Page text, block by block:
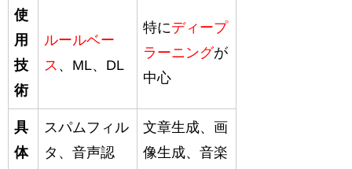
使
用
技
術
ルールベー
ス 、ML、DL
特にディープ
ラーニングが
中心
具
体
スパムフィル
タ、音声認
文章生成、画
像生成、音楽